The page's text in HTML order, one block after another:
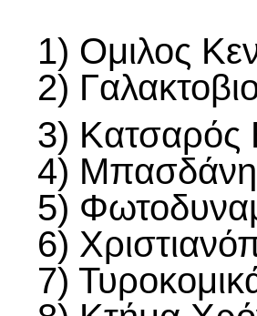
1) Oμιλος
2)
3) Κατσαρός
4)
5)
6)
7)